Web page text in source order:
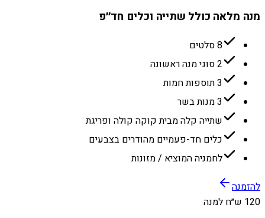
מנה מלאה כולל שתייה וכלים חד״פ
8 סלטים
2 סוגי מנה ראשונה
3 תוספות חמות
3 מנות בשר
שתייה קלה מבית קוקה קולה ופריגת
כלים חד-פעמיים מהודרים בצבעים
לחמניה המוציא / מזונות
להזמנה
120 ש״ח למנה